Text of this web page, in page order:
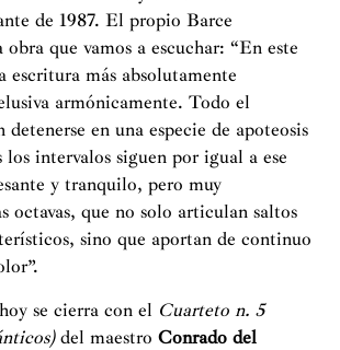
de 1987. El propio Barce
que vamos a escuchar: “En este
escritura más absolutamente
armónicamente. Todo el
en una especie de apoteosis
intervalos siguen por igual a ese
y tranquilo, pero muy
octavas, que no solo articulan saltos
sino que aportan de continuo
se cierra con el Cuarteto n. 5
del maestro Conrado del